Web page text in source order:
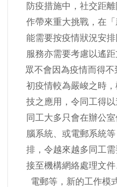
防疫措施中，社交距
作帶來重大挑戰，在
能需要按疫情狀況安
服務亦需要考慮以遙
眾不會因為疫情而得
初疫情較為嚴峻之時
技之應用，令同工得
同工大多只會在辦公
腦系統、或電郵系統
排，令越來越多同工
接至機構網絡處理文
電郵等，新的工作模